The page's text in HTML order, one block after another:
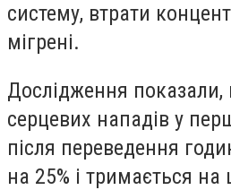
систему, втрати
мігрені.
Дослідження показали,
серцевих нападів у
після переведення
на 25% і тримається на